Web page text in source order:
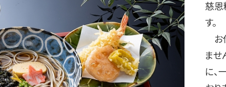
慈恩
す。
お
ませ
に、